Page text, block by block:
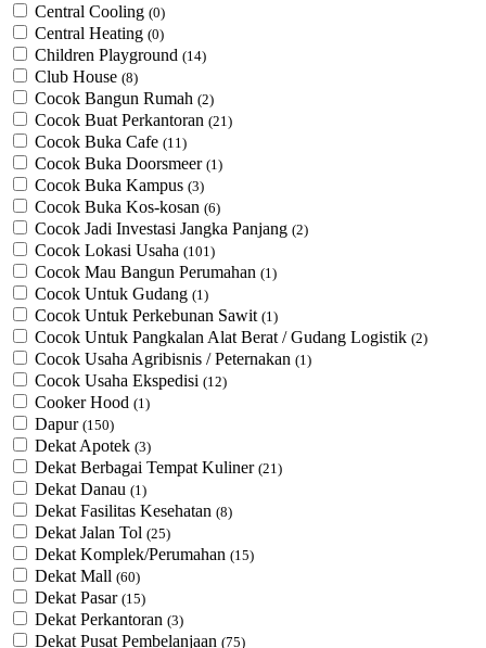
Central Cooling (0)
Central Heating (0)
Children Playground (14)
Club House (8)
Cocok Bangun Rumah (2)
Cocok Buat Perkantoran (21)
Cocok Buka Cafe (11)
Cocok Buka Doorsmeer (1)
Cocok Buka Kampus (3)
Cocok Buka Kos-kosan (6)
Cocok Jadi Investasi Jangka Panjang (2)
Cocok Lokasi Usaha (101)
Cocok Mau Bangun Perumahan (1)
Cocok Untuk Gudang (1)
Cocok Untuk Perkebunan Sawit (1)
Cocok Untuk ​Pangkalan Alat Berat / Gudang Logistik (2)
Cocok Usaha Agribisnis / Peternakan (1)
Cocok Usaha Ekspedisi (12)
Cooker Hood (1)
Dapur (150)
Dekat Apotek (3)
Dekat Berbagai Tempat Kuliner (21)
Dekat Danau (1)
Dekat Fasilitas Kesehatan (8)
Dekat Jalan Tol (25)
Dekat Komplek/Perumahan (15)
Dekat Mall (60)
Dekat Pasar (15)
Dekat Perkantoran (3)
Dekat Pusat Pembelanjaan (75)